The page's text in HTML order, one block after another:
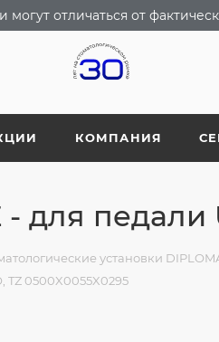
могут отличаться от
КОМПАНИЯ
для педали
установки
TZ 0500X0055X0295